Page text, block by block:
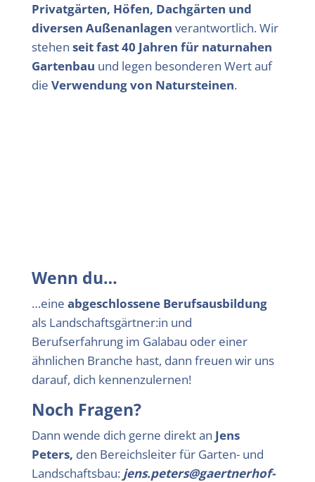
Privatgärten, Höfen, Dachgärten und
diversen Außenanlagen verantwortlich. Wir
stehen seit fast 40 Jahren für naturnahen
Gartenbau und legen besonderen Wert auf
die Verwendung von Natursteinen.
Wenn du…
…eine abgeschlossene Berufsausbildung
als Landschaftsgärtner:in und
Berufserfahrung im Galabau oder einer
ähnlichen Branche hast, dann freuen wir uns
darauf, dich kennenzulernen!
Noch Fragen?
Dann wende dich gerne direkt an Jens
Peters, den Bereichsleiter für Garten- und
Landschaftsbau: jens.peters@gaertnerhof-